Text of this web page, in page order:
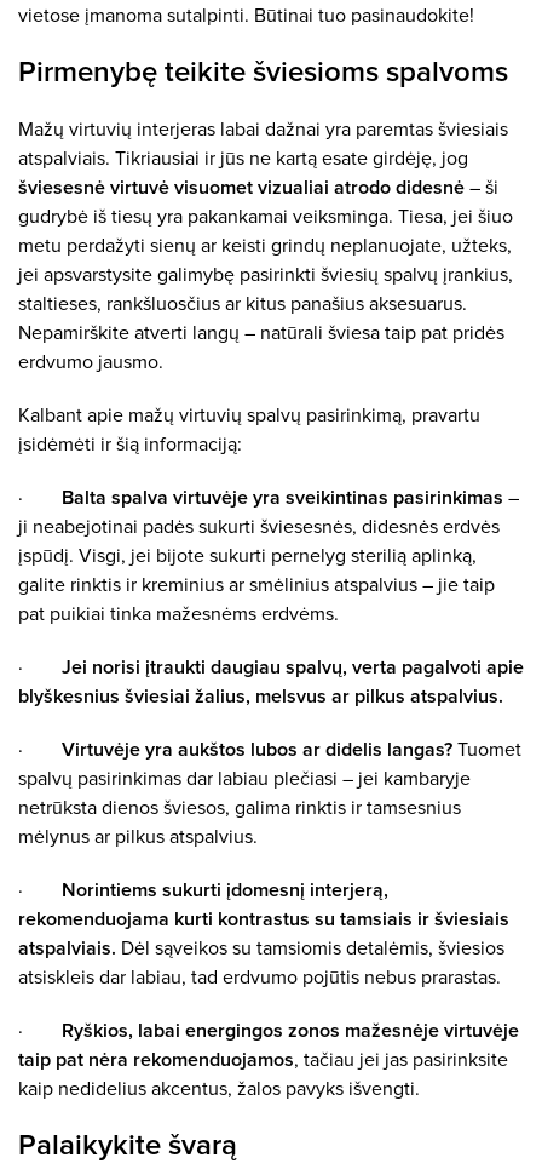
vietose įmanoma sutalpinti. Būtinai tuo pasinaudokite!
Pirmenybę teikite šviesioms spalvoms
Mažų virtuvių interjeras labai dažnai yra paremtas šviesiais
atspalviais. Tikriausiai ir jūs ne kartą esate girdėję, jog
šviesesnė virtuvė visuomet vizualiai atrodo didesnė – ši
gudrybė iš tiesų yra pakankamai veiksminga. Tiesa, jei šiuo
metu perdažyti sienų ar keisti grindų neplanuojate, užteks,
jei apsvarstysite galimybę pasirinkti šviesių spalvų įrankius,
staltieses, rankšluosčius ar kitus panašius aksesuarus.
Nepamirškite atverti langų – natūrali šviesa taip pat pridės
erdvumo jausmo.
Kalbant apie mažų virtuvių spalvų pasirinkimą, pravartu
įsidėmėti ir šią informaciją:
· Balta spalva virtuvėje yra sveikintinas pasirinkimas –
ji neabejotinai padės sukurti šviesesnės, didesnės erdvės
įspūdį. Visgi, jei bijote sukurti pernelyg sterilią aplinką,
galite rinktis ir kreminius ar smėlinius atspalvius – jie taip
pat puikiai tinka mažesnėms erdvėms.
· Jei norisi įtraukti daugiau spalvų, verta pagalvoti apie
blyškesnius šviesiai žalius, melsvus ar pilkus atspalvius.
· Virtuvėje yra aukštos lubos ar didelis langas? Tuomet
spalvų pasirinkimas dar labiau plečiasi – jei kambaryje
netrūksta dienos šviesos, galima rinktis ir tamsesnius
mėlynus ar pilkus atspalvius.
· Norintiems sukurti įdomesnį interjerą,
rekomenduojama kurti kontrastus su tamsiais ir šviesiais
atspalviais. Dėl sąveikos su tamsiomis detalėmis, šviesios
atsiskleis dar labiau, tad erdvumo pojūtis nebus prarastas.
· Ryškios, labai energingos zonos mažesnėje virtuvėje
taip pat nėra rekomenduojamos, tačiau jei jas pasirinksite
kaip nedidelius akcentus, žalos pavyks išvengti.
Palaikykite švarą